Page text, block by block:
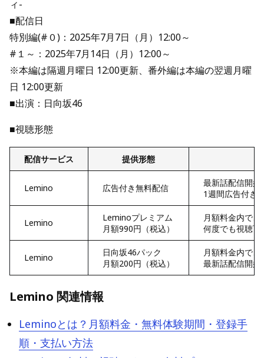
ィ-
■配信日
特別編(#０)：2025年7月7日（月）12:00～
#１～：2025年7月14日（月）12:00～
※本編は隔週月曜日 12:00更新、番外編は本編の翌週月曜
日 12:00更新
■出演：日向坂46
■視聴形態
配信サービス 提供形態
Lemino 広告付き無料配信
最新話配信開
1週間広告付き
Lemino
Leminoプレミアム
月額990円（税込）
月額料金内で
何度でも視聴
Lemino
日向坂46パック
月額200円（税込）
月額料金内で
最新話配信開
Lemino 関連情報
Leminoとは？月額料金・無料体験期間・登録手
順・支払い方法